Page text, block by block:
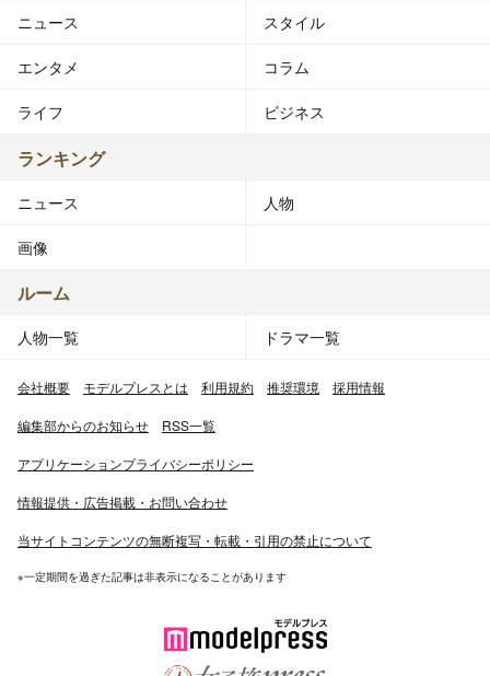
ニュース スタイル
エンタメ コラム
ライフ ビジネス
ランキング
ニュース 人物
画像
ルーム
人物一覧 ドラマ一覧
会社概要 モデルプレスとは 利用規約 推奨環境 採用情報
編集部からのお知らせ RSS一覧
アプリケーションプライバシーポリシー
情報提供・広告掲載・お問い合わせ
当サイトコンテンツの無断複写・転載・引用の禁止について
※一定期間を過ぎた記事は非表示になることがあります